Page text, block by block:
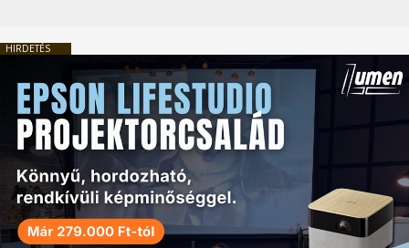
HIRDETÉS